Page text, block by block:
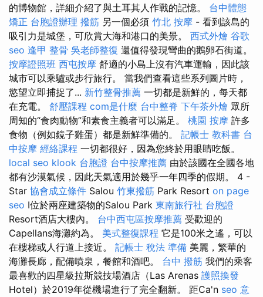
的博物館，詳細介紹了與土耳其人作戰的記憶。 台中體態
矯正 台胞證辦理 撥筋 另一個必須 竹北 按摩 - 看到該島的
吸引力是城堡，可欣賞大海和港口的美景。 西式外燴 谷歌
seo 逢甲 整骨 吳老師整復 還值得發現彎曲的鵝卵石街道。
按摩證照班 西屯按摩 舒適的小島上沒有汽車運輸，因此該
城市可以乘驢或步行旅行。 當我們查看這些系列圖片時，
慾望立即捕捉了... 新竹整骨推薦 一切都是新鮮的，每天都
在充電。 舒壓課程 com是什麼 台中整脊 下午茶外燴 眾所
周知的“食肉動物”和素食主義者可以滿足。 桃園 按摩 許多
食物（例如鏡子雞蛋）都是新鮮準備的。 記帳士 教科書 台
中按摩 經絡課程 一切都很好，因為您終於用眼睛吃飯。
local seo klook 台胞證 台中按摩推薦 由於該國在全國各地
都有沙漠氣候，因此天氣適用於幾乎一年四季的假期。 4 -
Star 協會成立條件 Salou 竹東撥筋 Park Resort on page
seo I位於兩座建築物的Salou Park 東南旅行社 台胞證
Resort酒店大樓內。 台中西屯區按摩推薦 受歡迎的
Capellans海灘約為。 美式整復課程 它是100米之遙，可以
在樓梯或人行道上接近。 記帳士 稅法 準備 美麗，繁華的
海灘長廊，配備噴泉，餐館和酒吧。 台中 撥筋 我們的乘客
最喜歡的四星級拉斯競技場酒店（Las Arenas 護照換發
Hotel）於2019年從機場進行了完全翻新。 距Ca'n seo 意